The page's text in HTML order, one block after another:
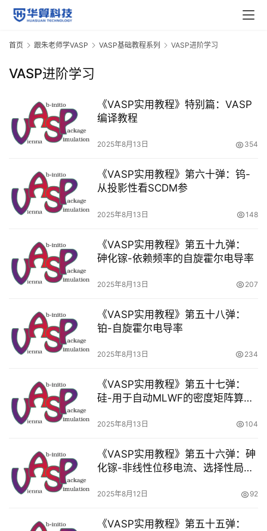
页
货
首页 跟朱老师学VASP VASP基础教程系列 VASP进阶学习
VASP进阶学习
《VASP实用教程》特别篇：VASP
编译教程
2025年8月13日 354
《VASP实用教程》第六十弹：钨-
从投影性看SCDM参
2025年8月13日 148
《VASP实用教程》第五十九弹：
砷化镓-依赖频率的自旋霍尔电导率
2025年8月13日 207
《VASP实用教程》第五十八弹：
铂-自旋霍尔电导率
2025年8月13日 234
《VASP实用教程》第五十七弹：
硅-用于自动MLWF的密度矩阵算法
2025年8月13日 104
《VASP实用教程》第五十六弹：砷
化镓-非线性位移电流、选择性局域
2025年8月12日 92
《VASP实用教程》第五十五弹：